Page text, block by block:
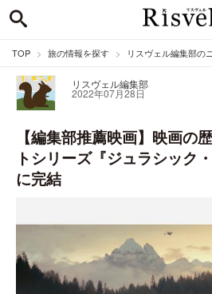
TOP 旅の情報を探す リスヴェル編集部の
リスヴェル編集部
2022年07月28日
【編集部推薦映画】映画の
トシリーズ『ジュラシック
に完結